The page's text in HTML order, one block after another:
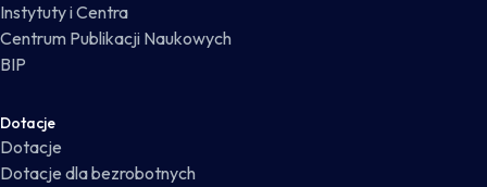
Instytuty i Centra
Centrum Publikacji Naukowych
BIP
Dotacje
Dotacje
Dotacje dla bezrobotnych